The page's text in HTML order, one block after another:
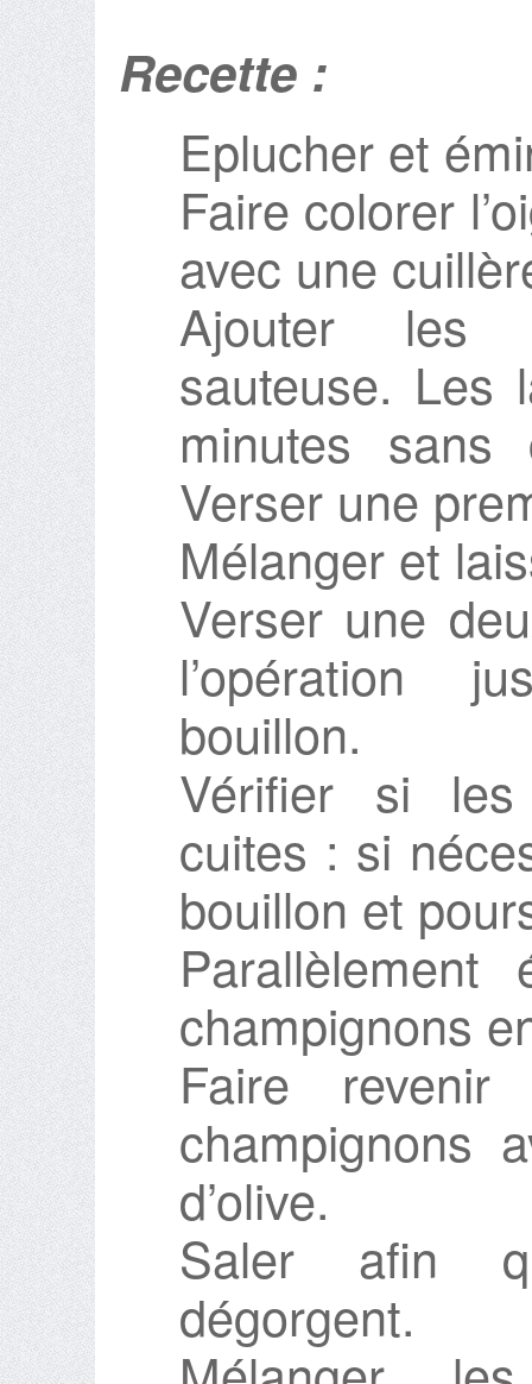
Recette :
Eplucher et
Faire colorer
avec une
Ajouter les
sauteuse. Les
minutes
Verser une
Mélanger et
Verser une
l’opération
bouillon.
Vérifier si
cuites : si
bouillon et
champignons
Faire
champignons
d’olive.
Saler afin
dégorgent.